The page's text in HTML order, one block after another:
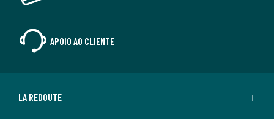
APOIO AO CLIENTE
LA REDOUTE